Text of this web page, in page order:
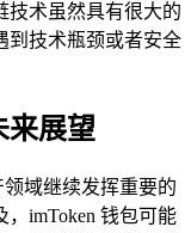
技术虽然具有很大的
到技术瓶颈或者安全
来展望
域继续发挥重要的
imToken 钱包可能